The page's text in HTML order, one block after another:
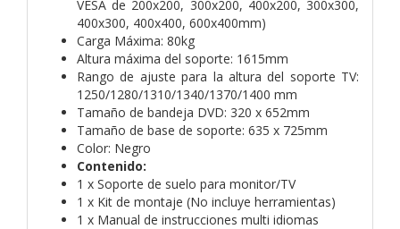
VESA de 200x200, 300x200, 400x200, 300x300,
400x300, 400x400, 600x400mm)
Carga Máxima: 80kg
Altura máxima del soporte: 1615mm
Rango de ajuste para la altura del soporte TV:
1250/1280/1310/1340/1370/1400 mm
Tamaño de bandeja DVD: 320 x 652mm
Tamaño de base de soporte: 635 x 725mm
Color: Negro
Contenido:
1 x Soporte de suelo para monitor/TV
1 x Kit de montaje (No incluye herramientas)
1 x Manual de instrucciones multi idiomas